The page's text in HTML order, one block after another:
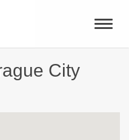
Toggle
City